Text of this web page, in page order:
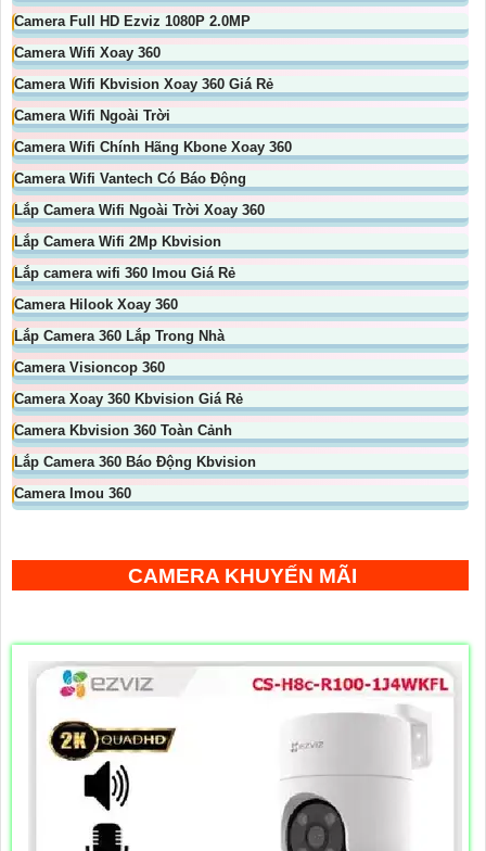
Camera Full HD Ezviz 1080P 2.0MP
Camera Wifi Xoay 360
Camera Wifi Kbvision Xoay 360 Giá Rẻ
Camera Wifi Ngoài Trời
Camera Wifi Chính Hãng Kbone Xoay 360
Camera Wifi Vantech Có Báo Động
Lắp Camera Wifi Ngoài Trời Xoay 360
Lắp Camera Wifi 2Mp Kbvision
Lắp camera wifi 360 Imou Giá Rẻ
Camera Hilook Xoay 360
Lắp Camera 360 Lắp Trong Nhà
Camera Visioncop 360
Camera Xoay 360 Kbvision Giá Rẻ
Camera Kbvision 360 Toàn Cảnh
Lắp Camera 360 Báo Động Kbvision
Camera Imou 360
CAMERA KHUYẾN MÃI